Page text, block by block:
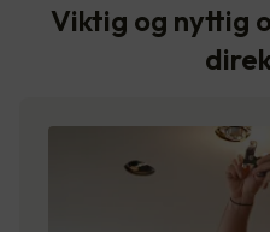
Viktig og nyttig